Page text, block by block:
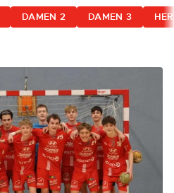
DAMEN 2 DAMEN 3